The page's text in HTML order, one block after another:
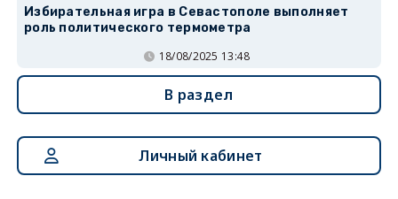
Избирательная игра в Севастополе выполняет
роль политического термометра
18/08/2025 13:48
В раздел
Личный кабинет